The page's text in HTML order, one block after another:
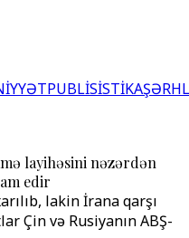
PUBLİSİSTİKA
layihəsini nəzərdən
edir
lakin İrana qarşı
Çin və Rusiyanın ABŞ-